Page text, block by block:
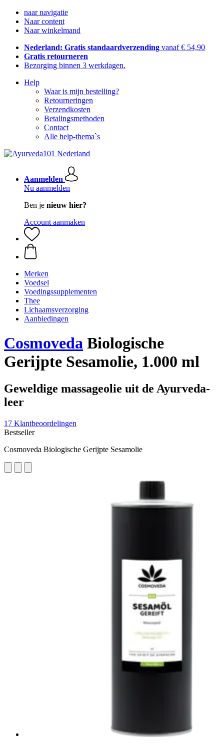
naar navigatie
Naar content
Naar winkelmand
Nederland: Gratis standaardverzending vanaf € 54,90
Gratis retourneren
Bezorging binnen 3 werkdagen.
Help
Waar is mijn bestelling?
Retourneringen
Verzendkosten
Betalingsmethoden
Contact
Alle help-thema`s
Aanmelden
Nu aanmelden
Ben je nieuw hier?
Account aanmaken
Merken
Voedsel
Voedingssupplementen
Thee
Lichaamsverzorging
Aanbiedingen
Cosmoveda Biologische
Gerijpte Sesamolie, 1.000 ml
Geweldige massageolie uit de Ayurveda-
leer
17 Klantbeoordelingen
Bestseller
Cosmoveda Biologische Gerijpte Sesamolie